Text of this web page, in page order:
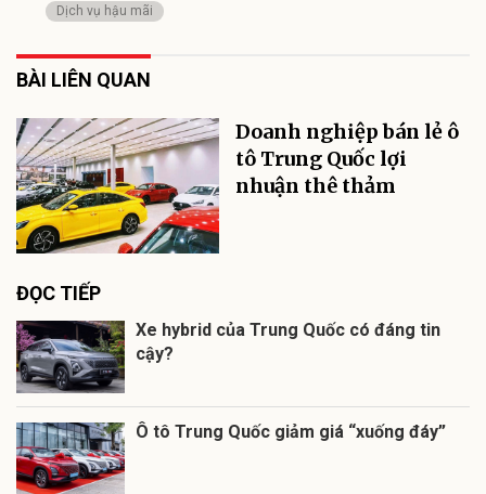
Dịch vụ hậu mãi
BÀI LIÊN QUAN
Doanh nghiệp bán lẻ ô
tô Trung Quốc lợi
nhuận thê thảm
ĐỌC TIẾP
Xe hybrid của Trung Quốc có đáng tin
cậy?
Ô tô Trung Quốc giảm giá “xuống đáy”